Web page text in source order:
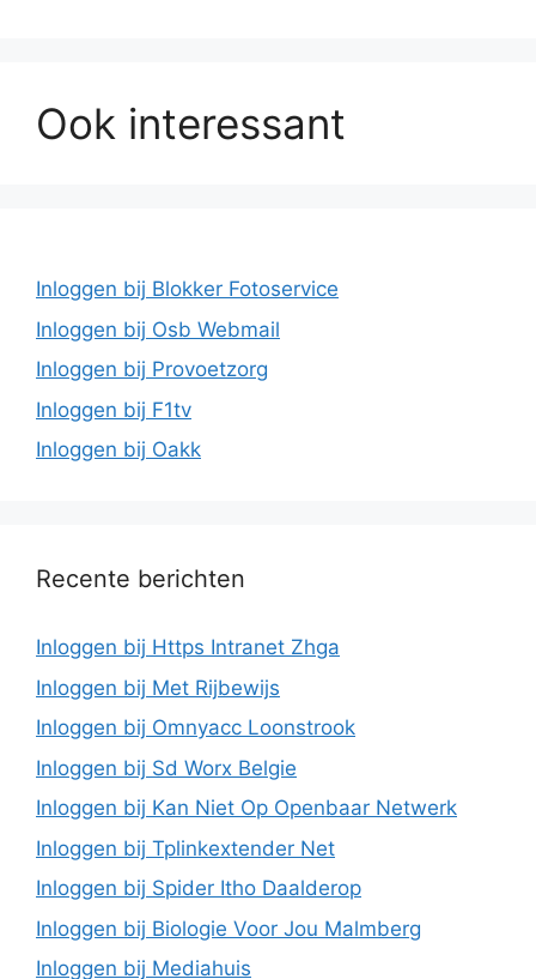
Ook interessant
Inloggen bij Blokker Fotoservice
Inloggen bij Osb Webmail
Inloggen bij Provoetzorg
Inloggen bij F1tv
Inloggen bij Oakk
Recente berichten
Inloggen bij Https Intranet Zhga
Inloggen bij Met Rijbewijs
Inloggen bij Omnyacc Loonstrook
Inloggen bij Sd Worx Belgie
Inloggen bij Kan Niet Op Openbaar Netwerk
Inloggen bij Tplinkextender Net
Inloggen bij Spider Itho Daalderop
Inloggen bij Biologie Voor Jou Malmberg
Inloggen bij Mediahuis